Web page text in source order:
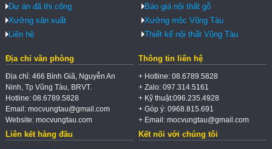
Dự án đã thi công
Xưởng sản xuất
Liên hệ
Báo giá nội thất gỗ
Xưởng mộc Vũng Tàu
Thiết kế nội thất Vũng Tàu
Địa chỉ văn phòng
Địa chỉ: 466 Bình Giã, Nguyễn An
Ninh, Tp Vũng Tàu, BRVT.
Hotline: 08.6789.5828
Email: mocvungtau@gmail.com
Website: mocvungtau.com
Thông tin liên hệ
+ Hotline: 08.6789.5828
+ Zalo: 097.314.5161
+ Kỹ thuật:096.235.4928
+ Góp ý: 0968.815.691
+ Email: mocvungtau@gmail.com
Liên kết hàng đầu Kết nối với chúng tôi